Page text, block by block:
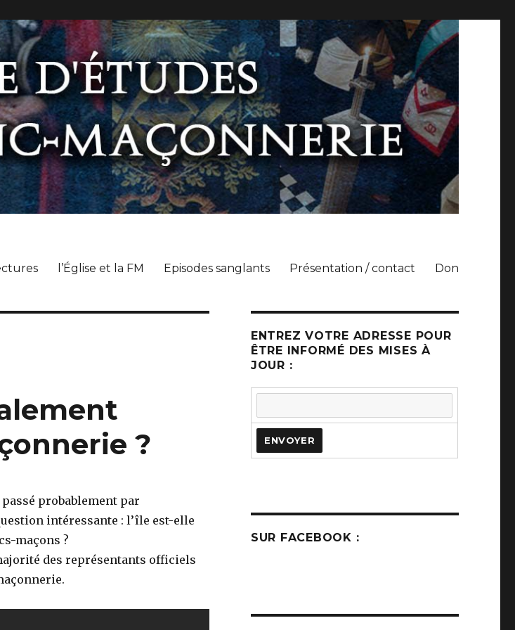
l’Église et la FM Episodes sanglants Présentation / contact Don
?
probablement par
intéressante : l’île est-elle
maçons ?
des représentants officiels
ENTREZ VOTRE ADRESSE POUR
ÊTRE INFORMÉ DES MISES À
JOUR :
SUR FACEBOOK :